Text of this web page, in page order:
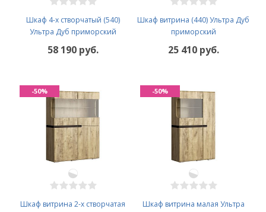
Шкаф 4-х створчатый (540)
Ультра Дуб приморский
58 190 руб.
Шкаф витрина (440) Ультра Дуб
приморский
25 410 руб.
Шкаф витрина 2-х створчатая
-50%
Шкаф витрина малая Ультра
-50%